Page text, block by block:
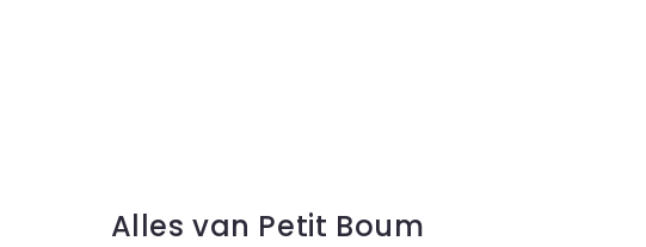
Alles van Petit Boum